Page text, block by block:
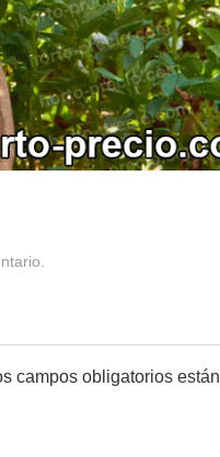
.
campos obligatorios están